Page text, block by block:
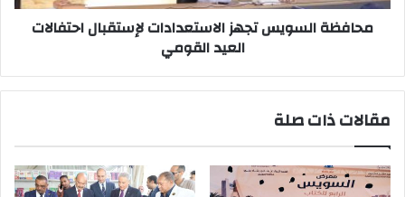
محافظة السويس تجهز الاستعدادات لإستقبال احتفالات
العيد القومي
مقالات ذات صلة